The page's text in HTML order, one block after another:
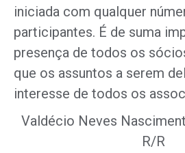
iniciada com qualquer
participantes. É de suma
presença de todos os
que os assuntos a serem
interesse de todos os
Valdécio Neves
R/R